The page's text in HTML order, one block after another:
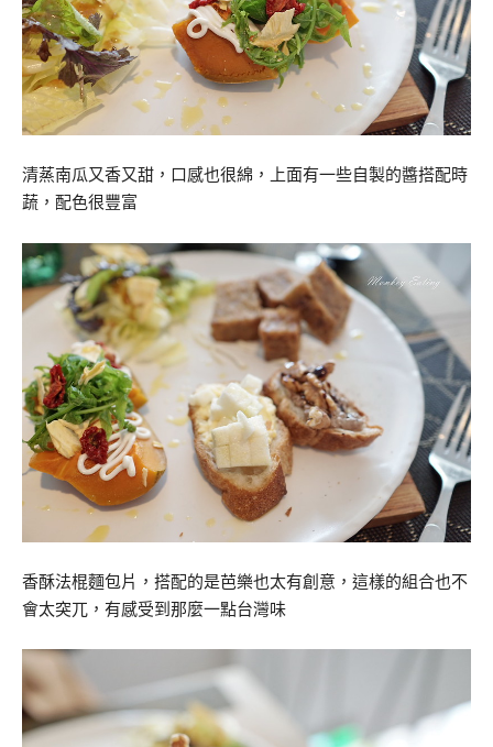
清蒸南瓜又香又甜，口感也很綿，上面有一些自製的醬搭配時
蔬，配色很豐富
香酥法棍麵包片，搭配的是芭樂也太有創意，這樣的組合也不
會太突兀，有感受到那麼一點台灣味